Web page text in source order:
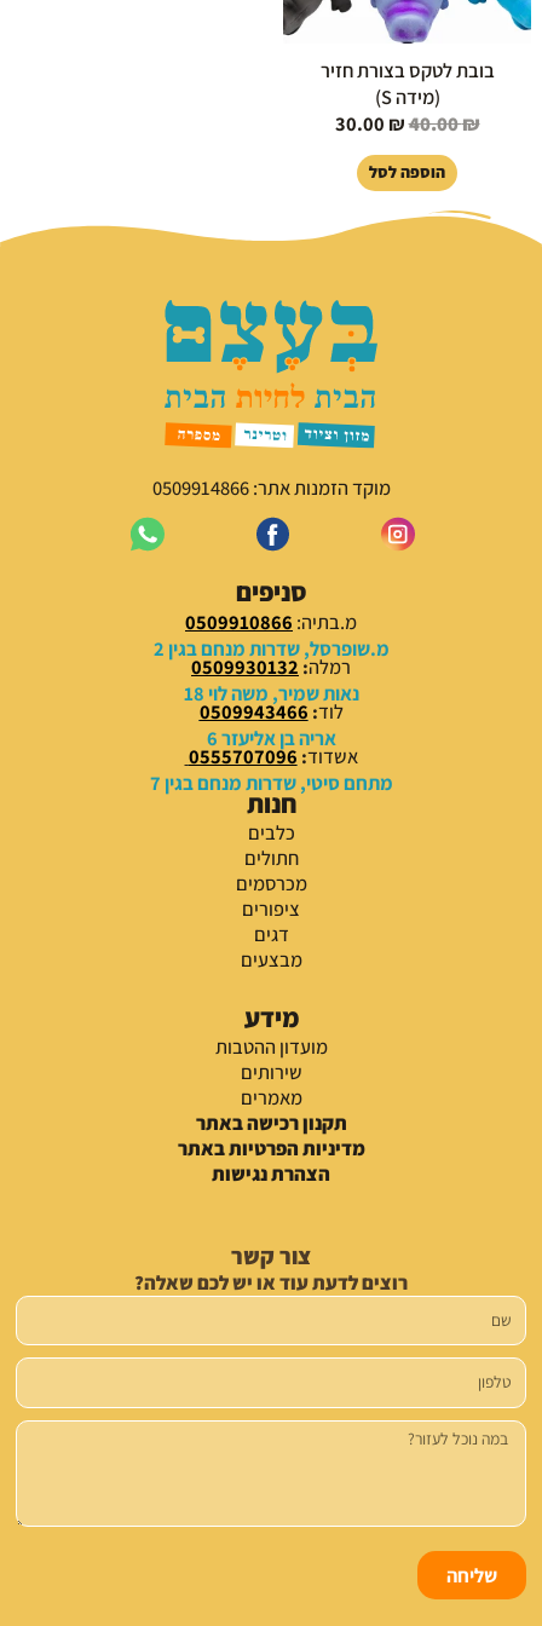
בובת לטקס בצורת חזיר
(מידה S)
40.00₪
30.00 ₪
הוספה לסל
מוקד הזמנות אתר: 0509914866
סניפים
מ.בתיה: 0509910866
מ.שופרסל, שדרות מנחם בגין 2
רמלה:
0509930132
נאות שמיר, משה לוי 18
לוד:
0509943466
אריה בן אליעזר 6
אשדוד:
0555707096
מתחם סיטי, שדרות מנחם בגין 7
חנות
כלבים
חתולים
מכרסמים
ציפורים
דגים
מבצעים
מידע
מועדון ההטבות
שירותים
מאמרים
תקנון רכישה באתר
מדיניות הפרטיות באתר
הצהרת נגישות
צור קשר
רוצים לדעת עוד או יש לכם שאלה?
שם
טלפון
הודעה
שליחה